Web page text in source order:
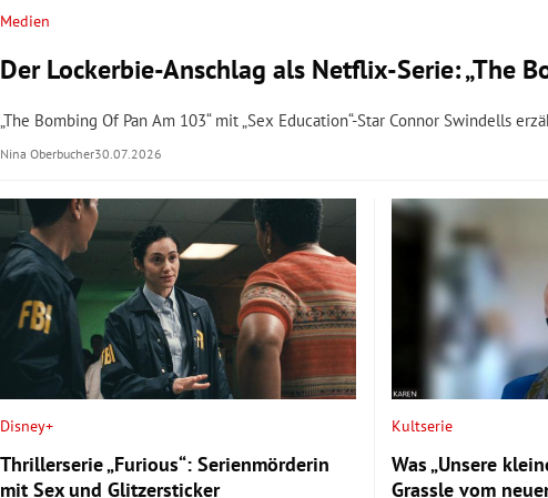
Medien
Der Lockerbie-Anschlag als Netflix-Serie: „The
„The Bombing Of Pan Am 103“ mit „Sex Education“-Star Connor Swindells
Nina Oberbucher30.07.2026
Disney+
Thrillerserie „Furious“: Serienmörderin
mit Sex und Glitzersticker
Kultserie
Was „Unsere
Grassle vom